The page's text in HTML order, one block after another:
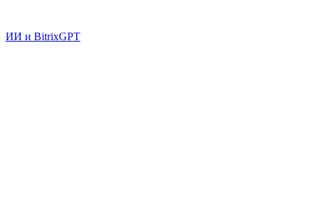
ИИ и BitrixGPT